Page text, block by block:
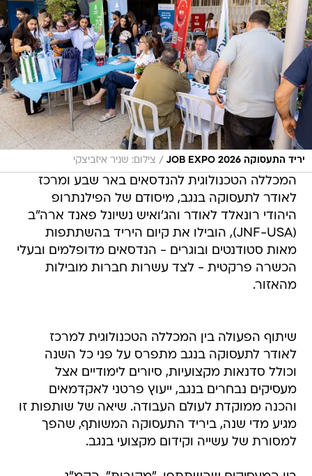
יריד התעסוקה JOB EXPO 2026 / צילום: שניר איזביצקי
המכללה הטכנולוגית להנדסאים באר שבע ומרכז
לאודר לתעסוקה בנגב, מיסודם של הפילנתרופ
היהודי רונאלד לאודר והג'ואיש נשיונל פאנד ארה"ב
(JNF-USA), הובילו את קיום היריד בהשתתפות
מאות סטודנטים ובוגרים - הנדסאים מדופלמים ובעלי
הכשרה פרקטית - לצד עשרות חברות מובילות
מהאזור.
שיתוף הפעולה בין המכללה הטכנולוגית למרכז
לאודר לתעסוקה בנגב מתפרס על פני כל השנה
וכולל סדנאות מקצועיות, סיורים לימודיים אצל
מעסיקים נבחרים בנגב, ייעוץ פרטני לאקדמאים
והכנה ממוקדת לעולם העבודה. שיאה של שותפות זו
מגיע מדי שנה, ביריד התעסוקה המשותף, שהפך
למסורת של עשייה וקידום מקצועי בנגב.